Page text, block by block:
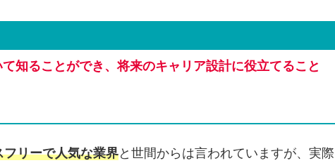
知ることができ、将来のキャリア設計に役立てること
リーで人気な業界と世間からは言われていますが、実際